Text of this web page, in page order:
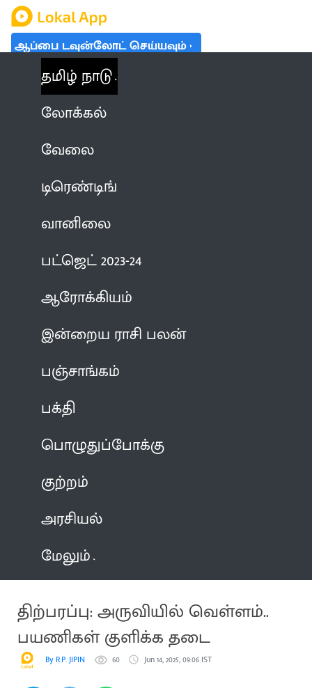
ஆப்பை டவுன்லோட் செய்யவும்
தமிழ் நாடு
லோக்கல்
வேலை
டிரெண்டிங்
வானிலை
பட்ஜெட் 2023-24
ஆரோக்கியம்
இன்றைய ராசி பலன்
பஞ்சாங்கம்
பக்தி
பொழுதுப்போக்கு
குற்றம்
அரசியல்
மேலும்
திற்பரப்பு: அருவியில் வெள்ளம்..
பயணிகள் குளிக்க தடை
By R.P. JIPIN 60 Jun 14, 2025, 09:06 IST